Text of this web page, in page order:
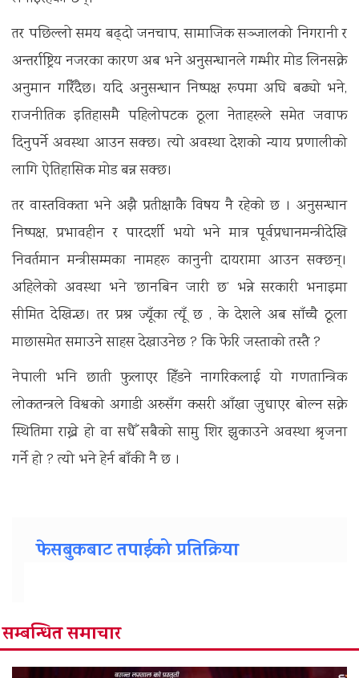
तर पछिल्लो समय बढ्दो जनचाप, सामाजिक सञ्जालको निगरानी र
अन्तर्राष्ट्रिय नजरका कारण अब भने अनुसन्धानले गम्भीर मोड लिनसक्ने
अनुमान गरिँदैछ। यदि अनुसन्धान निष्पक्ष रूपमा अघि बढ्यो भने,
राजनीतिक इतिहासमै पहिलोपटक ठूला नेताहरूले समेत जवाफ
दिनुपर्ने अवस्था आउन सक्छ। त्यो अवस्था देशको न्याय प्रणालीको
लागि ऐतिहासिक मोड बन्न सक्छ।
तर वास्तविकता भने अझै प्रतीक्षाकै विषय नै रहेको छ । अनुसन्धान
निष्पक्ष, प्रभावहीन र पारदर्शी भयो भने मात्र पूर्वप्रधानमन्त्रीदेखि
निवर्तमान मन्त्रीसम्मका नामहरू कानुनी दायरामा आउन सक्छन्।
अहिलेको अवस्था भने ‘छानबिन जारी छ’ भन्ने सरकारी भनाइमा
सीमित देखिन्छ। तर प्रश्न ज्यूँका त्यूँ छ , के देशले अब साँच्चै ठूला
माछासमेत समाउने साहस देखाउनेछ ? कि फेरि जस्ताको तस्तै ?
नेपाली भनि छाती फुलाएर हिँडने नागरिकलाई यो गणतान्त्रिक
लोकतन्त्रले विश्वको अगाडी अरुसँग कसरी आँखा जुधाएर बोल्न सक्ने
स्थितिमा राख्ने हो वा सधैँ सबैको सामु शिर झुकाउने अवस्था श्रृजना
गर्ने हो ? त्यो भने हेर्न बाँकी नै छ ।
फेसबुकबाट तपाईको प्रतिक्रिया
सम्बन्धित समाचार